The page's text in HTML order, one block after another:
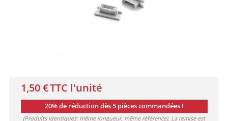
1,50 €TTC l'unité
20% de réduction dès 5 pièces commandées !
(Produits identiques: même longueur, même référence). La remise est